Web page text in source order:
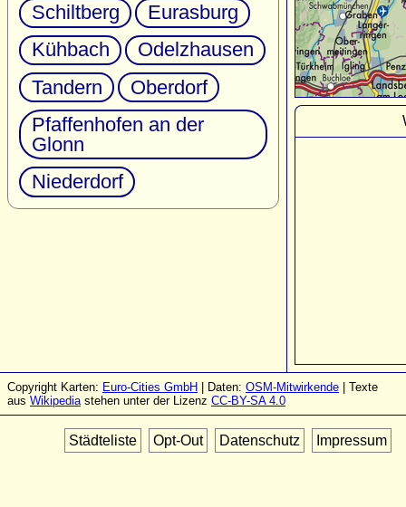
Schiltberg
Eurasburg
Kühbach
Odelzhausen
Tandern
Oberdorf
Pfaffenhofen an der
Glonn
Niederdorf
Copyright Karten: Euro-Cities GmbH | Daten: OSM-Mitwirkende | Texte
aus Wikipediastehen unter der Lizenz CC-BY-SA 4.0
Städteliste Opt-Out Datenschutz Impressum